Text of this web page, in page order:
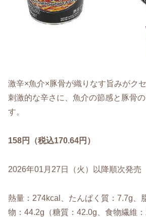
激辛×魚介×豚骨が織りなす旨みがク
刺激的な辛さに、魚介の節感と豚骨
す。
158円（税込170.64円）
2026年01月27日（火）以降順次発売
熱量：274kcal、たんぱく質：7.7g、
物：44.2g（糖質：42.0g、食物繊維